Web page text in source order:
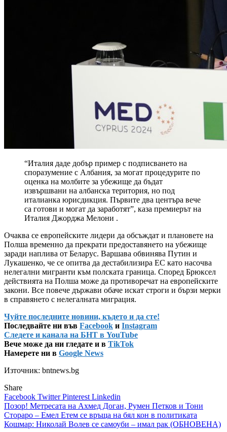
“Италия даде добър пример с подписването на
споразумение с Албания, за могат процедурите по
оценка на молбите за убежище да бъдат
извършвани на албанска територия, но под
италианка юрисдикция. Първите два центъра вече
са готови и могат да заработят”, каза премиерът на
Италия Джорджа Мелони .
Очаква се европейските лидери да обсъждат и плановете на
Полша временно да прекрати предоставянето на убежище
заради наплива от Беларус. Варшава обвинява Путин и
Лукашенко, че се опитва да дестабилизира ЕС като насочва
нелегални мигранти към полската граница. Според Брюксел
действията на Полша може да противоречат на европейските
закони. Все повече държави обаче искат строги и бързи мерки
в справянето с нелегалната миграция.
Чуйте последните новини, където и да сте!
Последвайте ни във Facebook и Instagram
Следете и канала на БНТ в YouTube
Вече може да ни гледате и в TikTok
Намерете ни в Google News
Източник: bntnews.bg
Share
Facebook TwitterPinterest Linkedin
Навигация
Позор! Метресата на Ахмед Доган, Румен Петков и Тони
Стораро – Емел Етем се връща на бял кон в политиката
Кошмар: Николай Волев се самоуби – имал рак (ОБНОВЕНА)